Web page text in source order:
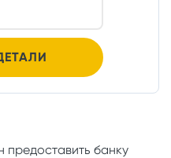
предоставить банку